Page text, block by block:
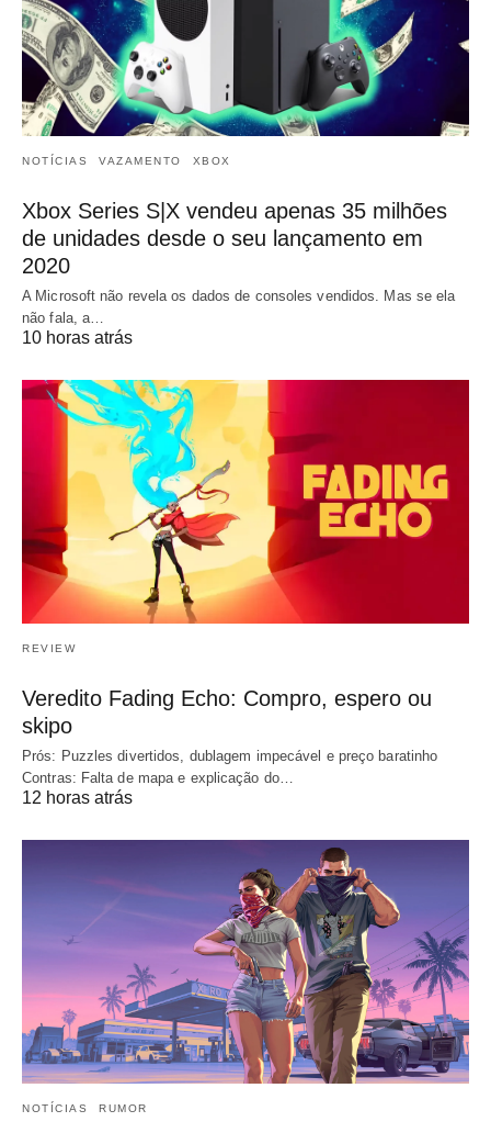
NOTÍCIAS VAZAMENTO XBOX
Xbox Series S|X vendeu apenas 35 milhões
de unidades desde o seu lançamento em
2020
A Microsoft não revela os dados de consoles vendidos. Mas se ela
não fala, a…
10 horas atrás
REVIEW
Veredito Fading Echo: Compro, espero ou
skipo
Prós: Puzzles divertidos, dublagem impecável e preço baratinho
Contras: Falta de mapa e explicação do…
12 horas atrás
NOTÍCIAS RUMOR